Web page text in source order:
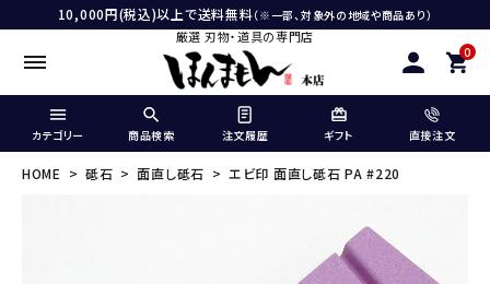
10,000円(税込)以上で送料無料（※一部、対象外の地域や商品あり）
厳選 刃物・道具の専門店
0
カテゴリー 商品検索 注文履歴 ギフト 直接注文
HOME 砥石 面直し砥石 エビ印 面直し砥石 PA #220